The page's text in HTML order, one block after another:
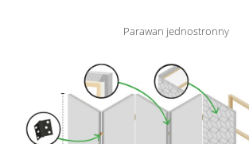
Parawan jednostronny